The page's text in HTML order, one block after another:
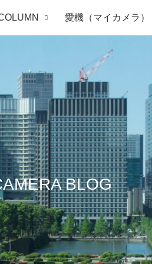
BLOG
愛機（マイカメラ）